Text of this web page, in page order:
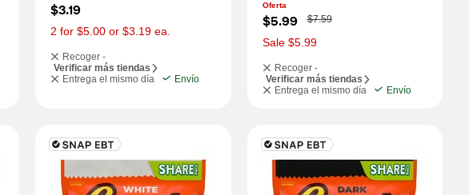
$3.19
2 for $5.00 or $3.19 ea.
Recoger -
Verificar más tiendas
Entrega el mismo día
Envío
Oferta
$5.99
W
a
s
$7.59
Sale $5.99
Recoger -
Verificar más tiendas
Entrega el mismo día
Envío